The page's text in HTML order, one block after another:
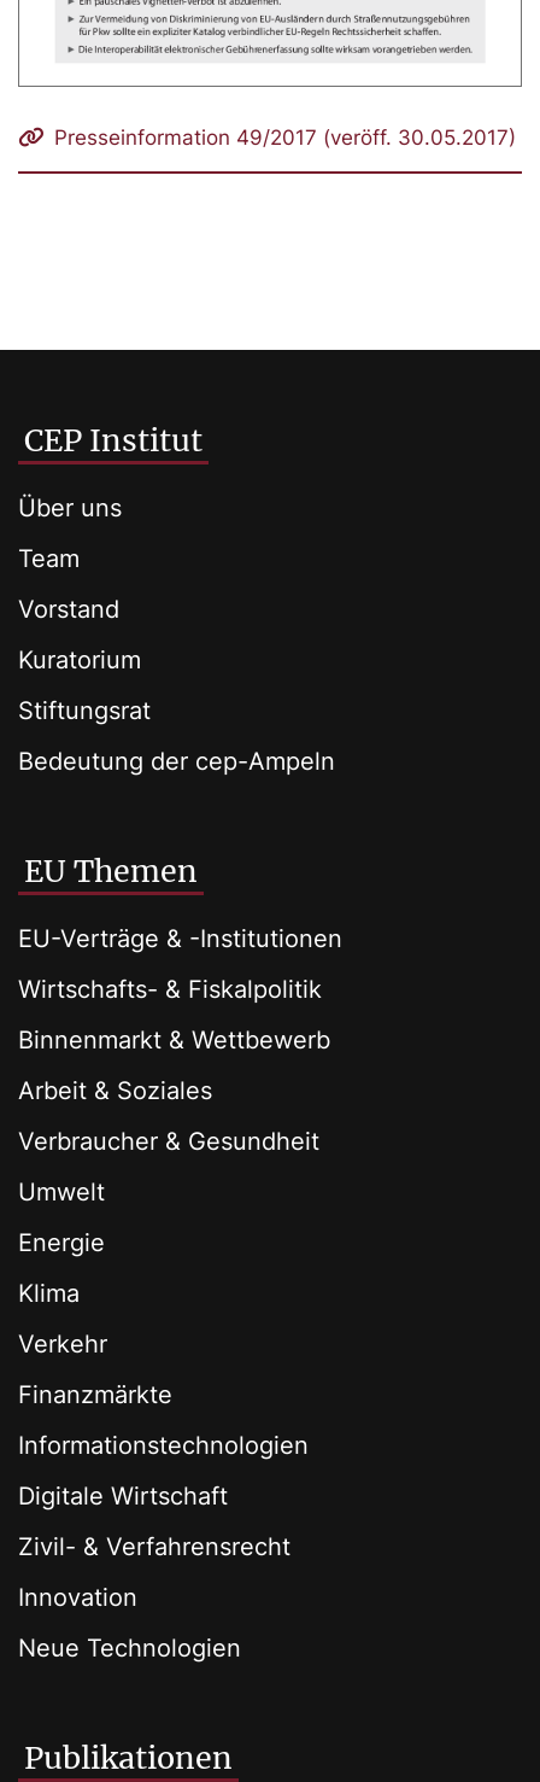
Presseinformation 49/2017 (veröff. 30.05.2017)
CEP Institut
Über uns
Team
Vorstand
Kuratorium
Stiftungsrat
Bedeutung der cep-Ampeln
EU Themen
EU-Verträge & -Institutionen
Wirtschafts- & Fiskalpolitik
Binnenmarkt & Wettbewerb
Arbeit & Soziales
Verbraucher & Gesundheit
Umwelt
Energie
Klima
Verkehr
Finanzmärkte
Informationstechnologien
Digitale Wirtschaft
Zivil- & Verfahrensrecht
Innovation
Neue Technologien
Publikationen